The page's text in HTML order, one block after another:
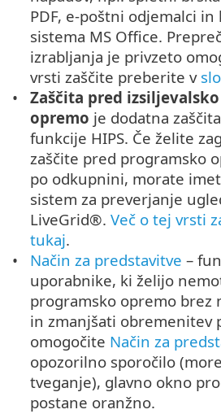
PDF, e-poštni odjemalci
sistema MS Office.
izrabljanja je privzeto
vrsti zaščite preberite v
Zaščita pred
opremo je dodatna
funkcije HIPS. Če želite
zaščite pred programsko
po odkupnini, morate
sistem za preverjanje
LiveGrid®.Več o tej vrsti
tukaj.
Način za predstavitve –
uporabnike, ki želijo
programsko opremo brez
in zmanjšati obremenitev
omogočite Način za
opozorilno sporočilo
tveganje), glavno okno
postane oranžno.